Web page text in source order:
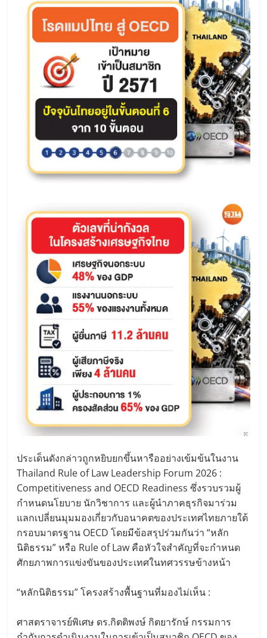
ประเด็นดังกล่าวถูกหยิบยกขึ้นหารืออย่างเข้มข้นในงาน
Thailand Rule of Law Leadership Forum 2026 :
Competitiveness and OECD Readiness ซึ่งรวบรวมผู้
กำหนดนโยบาย นักวิชาการ และผู้นำภาคธุรกิจมาร่วม
แลกเปลี่ยนมุมมองเกี่ยวกับอนาคตของประเทศไทยภายใต้
กรอบมาตรฐาน OECD โดยมีข้อสรุปร่วมกันว่า “หลัก
นิติธรรม” หรือ Rule of Law คือหัวใจสำคัญที่จะกำหนด
ศักยภาพการแข่งขันของประเทศในทศวรรษข้างหน้า
“หลักนิติธรรม” โครงสร้างพื้นฐานที่มองไม่เห็น :
ศาสตราจารย์พิเศษ ดร.กิตติพงษ์ กิตยารักษ์ กรรมการ